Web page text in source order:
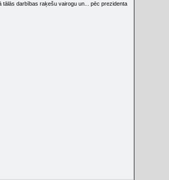
tālās darbības raķešu vairogu un... pēc prezidenta